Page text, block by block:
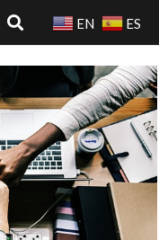
EN ES